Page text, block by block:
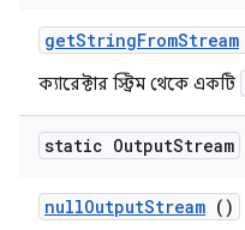
getStringFromStream
ক্যারেক্টার স্ট্রিম থেকে একটি
static OutputStream
nullOutputStream ()